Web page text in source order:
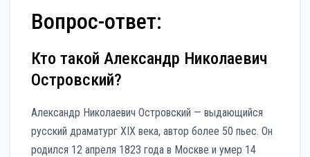
Вопрос-ответ:
Кто такой Александр Николаевич
Островский?
Александр Николаевич Островский — выдающийся
русский драматург XIX века, автор более 50 пьес. Он
родился 12 апреля 1823 года в Москве и умер 14